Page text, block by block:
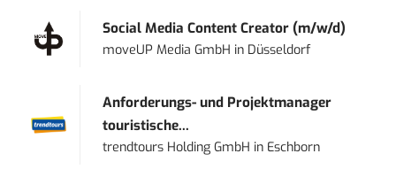
Social Media Content Creator (m/w/d)
moveUP Media GmbH in Düsseldorf
Anforderungs- und Projektmanager
touristische...
trendtours Holding GmbH in Eschborn